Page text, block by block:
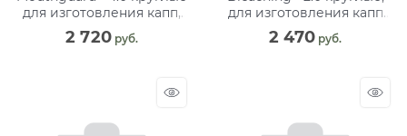
для изготовления капп,
127 мм (8 шт)
2 720 руб.
для изготовления капп
при отбеливании, 125 мм
(12 шт)
2 470 руб.